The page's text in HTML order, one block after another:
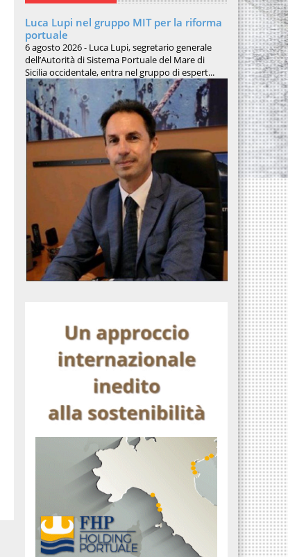
Luca Lupi nel gruppo MIT per la riforma
portuale
6 agosto 2026 - Luca Lupi, segretario generale
dell’Autorità di Sistema Portuale del Mare di
Sicilia occidentale, entra nel gruppo di espert...